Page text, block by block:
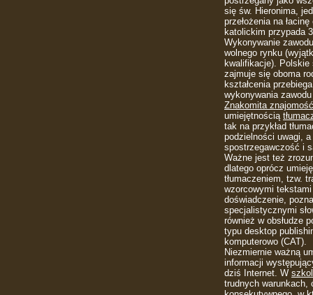
się św. Hieronima,
przełożenia na
katolickim przypada
Wykonywanie
wolnego rynku
kwalifikacje). Polskie
zajmuje się oboma
kształcenia
wykonywania
Znakomita
umiejętnością
tak na przykład
podzielności uwagi,
spostrzegawczość i
Ważne jest też
dlatego oprócz
tłumaczeniem, tzw.
wzorcowymi
doświadczenie,
specjalistycznymi
również w obsłudze
typu desktop
komputerowo (CAT).
Niezmiernie ważną
informacji
dziś Internet. W
trudnych warunkach,